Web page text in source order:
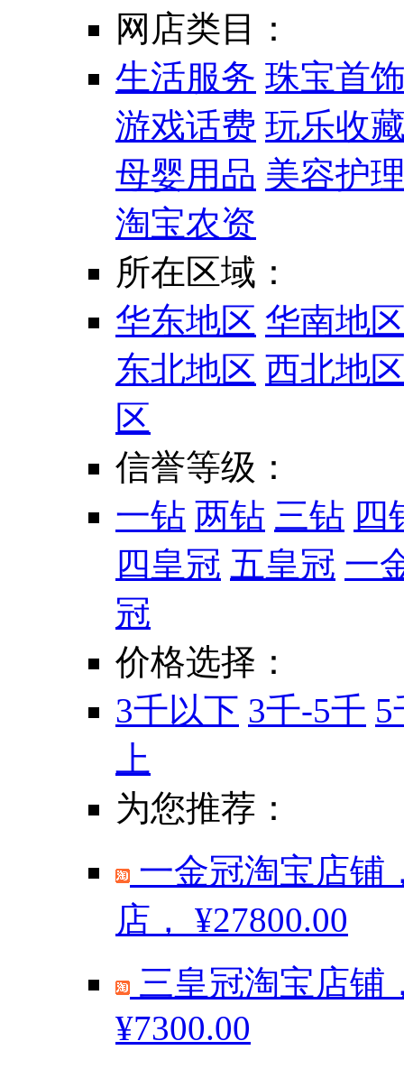
网店类目：
生活服务 珠宝首
游戏话费 玩乐收
母婴用品 美容护
淘宝农资
所在区域：
华东地区 华南地
东北地区 西北地
区
信誉等级：
一钻 两钻 三钻 四
四皇冠 五皇冠 一
冠
价格选择：
3千以下 3千-5千 5
上
为您推荐：
一金冠淘宝店铺
店， ¥27800.00
三皇冠淘宝店铺
¥7300.00